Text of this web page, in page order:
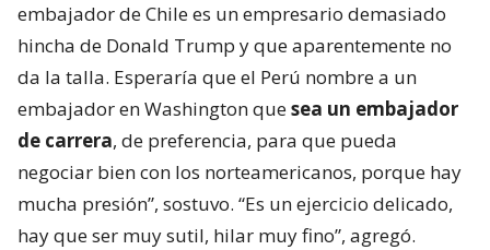
embajador de Chile es un empresario demasiado
hincha de Donald Trump y que aparentemente no
da la talla. Esperaría que el Perú nombre a un
embajador en Washington quesea un embajador
de carrera, de preferencia, para que pueda
negociar bien con los norteamericanos, porque hay
mucha presión”, sostuvo. “Es un ejercicio delicado,
hay que ser muy sutil, hilar muy fino”, agregó.